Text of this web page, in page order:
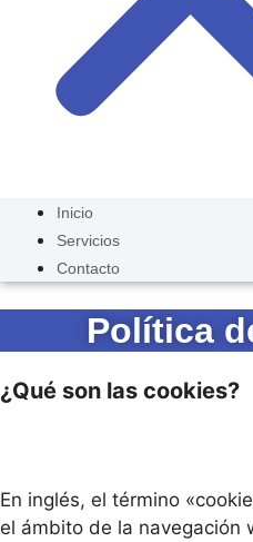
Inicio
Servicios
Contacto
Política
¿Qué son las cookies?
En inglés, el término
el ámbito de la navegación